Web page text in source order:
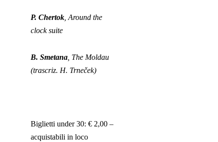
P. Chertok , Around the
clock suite
B. Smetana , The Moldau
(trascriz. H. Trneček)
Biglietti under 30: € 2,00 –
acquistabili in loco